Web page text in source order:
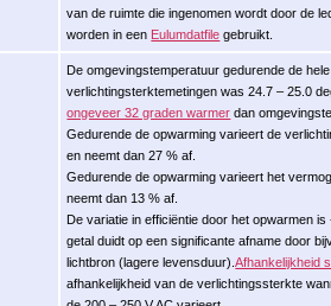
van de ruimte die ingenomen wordt door de
worden in een Eulumdatfile gebruikt.
De omgevingstemperatuur gedurende de
verlichtingsterktemetingen was 24.7 – 25.0
ongeveer 32 graden warmer dan
Gedurende de opwarming varieert de
en neemt dan 27 % af.
Gedurende de opwarming varieert het
neemt dan 13 % af.
De variatie in efficiëntie door het opwarmen
getal duidt op een significante afname door
lichtbron (lagere levensduur).Afhankelijkheid
afhankelijkheid van de verlichtingssterkte